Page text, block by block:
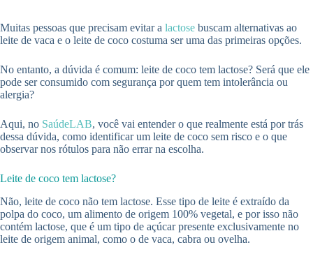
Muitas pessoas que precisam evitar a lactose buscam alternativas ao
leite de vaca e o leite de coco costuma ser uma das primeiras opções.
No entanto, a dúvida é comum: leite de coco tem lactose? Será que ele
pode ser consumido com segurança por quem tem intolerância ou
alergia?
Aqui, no SaúdeLAB, você vai entender o que realmente está por trás
dessa dúvida, como identificar um leite de coco sem risco e o que
observar nos rótulos para não errar na escolha.
Leite de coco tem lactose?
Não, leite de coco não tem lactose. Esse tipo de leite é extraído da
polpa do coco, um alimento de origem 100% vegetal, e por isso não
contém lactose, que é um tipo de açúcar presente exclusivamente no
leite de origem animal, como o de vaca, cabra ou ovelha.